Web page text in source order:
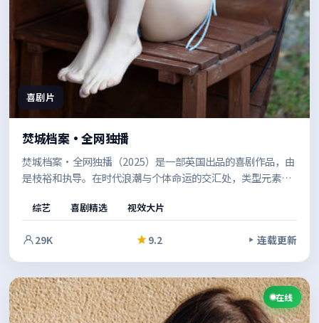
喜剧片
焚城档案·全网独播
焚城档案·全网独播（2025）是一部英国出品的喜剧作品，由
是枝裕和执导。在时代浪潮与个体命运的交汇处，类型元素与
弧光的观众。
综艺 喜剧精选 视效大片
29K 9.2 连载更新
在线